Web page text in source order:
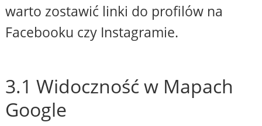
warto zostawić linki do profilów na
Facebooku czy Instagramie.
3.1 Widoczność w Mapach
Google